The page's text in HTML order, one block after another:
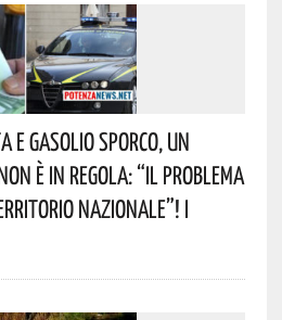
E Gasolio Sporco, Un
È In Regola: “il Problema
Nazionale”! I